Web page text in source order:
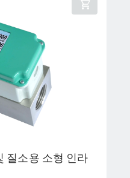
질소용 소형 인라